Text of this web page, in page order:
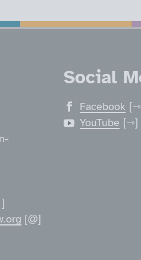
Social
Facebook
YouTube